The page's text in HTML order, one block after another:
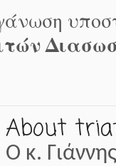
About
Ο κ.